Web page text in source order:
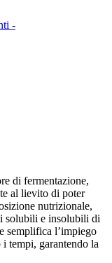
-
di fermentazione,
al lievito di poter
nutrizionale,
solubili e insolubili di
semplifica l’impiego
tempi, garantendo la